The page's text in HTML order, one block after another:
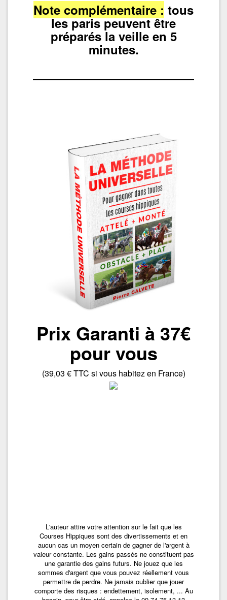
Note complémentaire : tous
les paris peuvent être
préparés la veille en 5
minutes.
Prix Garanti à 37€
pour vous
(39,03 € TTC si vous habitez en France)
L'auteur attire votre attention sur le fait que les
Courses Hippiques sont des divertissements et en
aucun cas un moyen certain de gagner de l'argent à
valeur constante. Les gains passés ne constituent pas
une garantie des gains futurs. Ne jouez que les
sommes d'argent que vous pouvez réellement vous
permettre de perdre. Ne jamais oublier que jouer
comporte des risques : endettement, isolement, ... Au